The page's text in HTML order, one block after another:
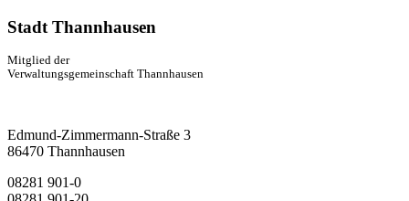
Stadt Thannhausen
Mitglied der
Verwaltungsgemeinschaft Thannhausen
Edmund-Zimmermann-Straße 3
86470 Thannhausen
08281 901-0